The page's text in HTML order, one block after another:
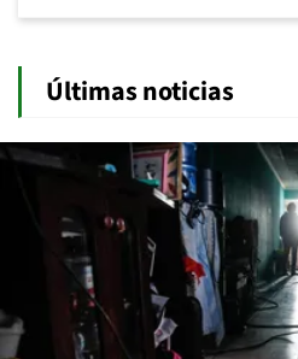
Últimas noticias